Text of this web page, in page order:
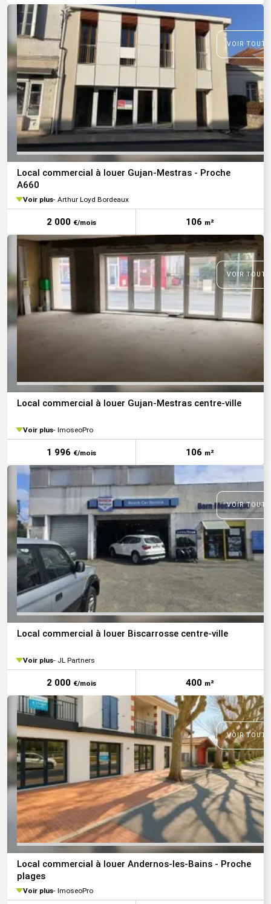
VOIR
Local commercial à louer Gujan-Mestras - Proche
A660
Voir plus Arthur Loyd Bordeaux
2 000 €/mois 106 m²
VOIR
Local commercial à louer Gujan-Mestras centre-ville
Voir plus ImoseoPro
1 996 €/mois 106 m²
VOIR
Local commercial à louer Biscarrosse centre-ville
Voir plus JL Partners
2 000 €/mois 400 m²
VOIR
Local commercial à louer Andernos-les-Bains - Proche
plages
Voir plus ImoseoPro